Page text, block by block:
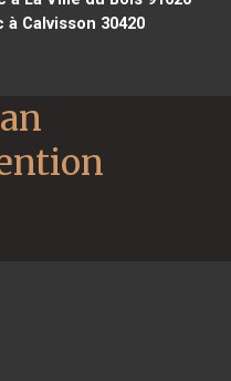
Calvisson 30420